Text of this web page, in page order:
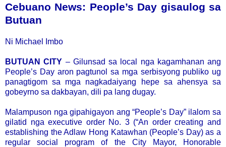
Cebuano News: People’s Day gisaulog sa
Butuan
Ni Michael Imbo
BUTUAN CITY – Gilunsad sa local nga kagamhanan ang
People’s Day aron pagtunol sa mga serbisyong publiko ug
panagtigom sa mga nagkadaiyang hepe sa ahensya sa
gobeyrno sa dakbayan, dili pa lang dugay.
Malampuson nga gipahigayon ang “People’s Day” ilalom sa
gilatid nga executive order No. 3 (“An order creating and
establishing the Adlaw Hong Katawhan (People’s Day) as a
regular social program of the City Mayor, Honorable